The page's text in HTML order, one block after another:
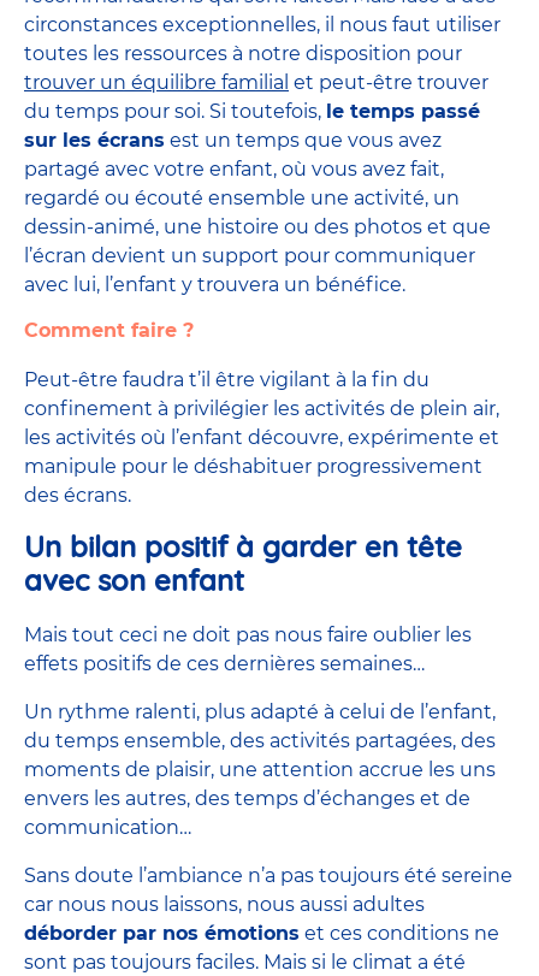
circonstances exceptionnelles, il nous faut utiliser
toutes les ressources à notre disposition pour
trouver un équilibre familial et peut-être trouver
du temps pour soi. Si toutefois, le temps passé
sur les écrans est un temps que vous avez
partagé avec votre enfant, où vous avez fait,
regardé ou écouté ensemble une activité, un
dessin-animé, une histoire ou des photos et que
l’écran devient un support pour communiquer
avec lui, l’enfant y trouvera un bénéfice.
Comment faire ?
Peut-être faudra t’il être vigilant à la fin du
confinement à privilégier les activités de plein air,
les activités où l’enfant découvre, expérimente et
manipule pour le déshabituer progressivement
des écrans.
Un bilan positif à garder en tête
avec son enfant
Mais tout ceci ne doit pas nous faire oublier les
effets positifs de ces dernières semaines…
Un rythme ralenti, plus adapté à celui de l’enfant,
du temps ensemble, des activités partagées, des
moments de plaisir, une attention accrue les uns
envers les autres, des temps d’échanges et de
communication…
Sans doute l’ambiance n’a pas toujours été sereine
car nous nous laissons, nous aussi adultes
déborder par nos émotions et ces conditions ne
sont pas toujours faciles. Mais si le climat a été